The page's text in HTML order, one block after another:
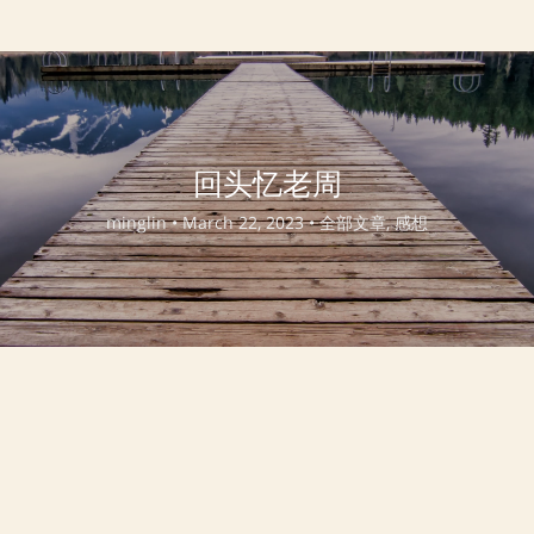
回头忆老周
minglin •March 22, 2023 •全部文章, 感想